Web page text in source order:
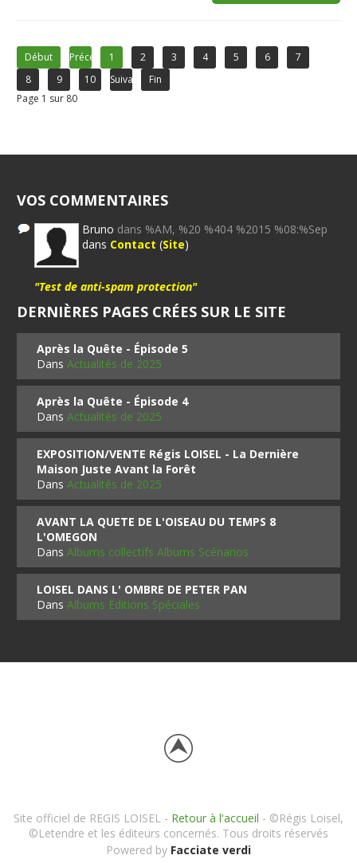
Début Précédent1 2 3 4 5 6
7
8
9 10 Suivant
Fin
Page 1 sur 80
VOS COMMENTAIRES
Bruno dans %AM, %20 %404 %2015 %08:%Sep
dans Contact (Site)
"Test de anti-spam protection"
DERNIÈRES PAGES CRÉES SUR LE SITE
Après la Quête - Épisode 5
DansActualités de 2025
Après la Quête - Épisode 4
DansActualités de 2025
EXPOSITION/VENTE Régis LOISEL - La Dernière
Maison Juste Avant la Forêt
DansActualités de 2025
AVANT LA QUETE DE L'OISEAU DU TEMPS 8
L'OMEGON
DansAlbums collectifs Albums Scénarios
LOISEL DANS L' OMBRE DE PETER PAN
DansAlbums Editions Spéciales
Site officiel de REGIS LOISEL - Retour à l'accueil - ©Régis Loisel,
©Letendre et les éditeurs concernés. Tous droits réservés
Powered by Facciate verdi